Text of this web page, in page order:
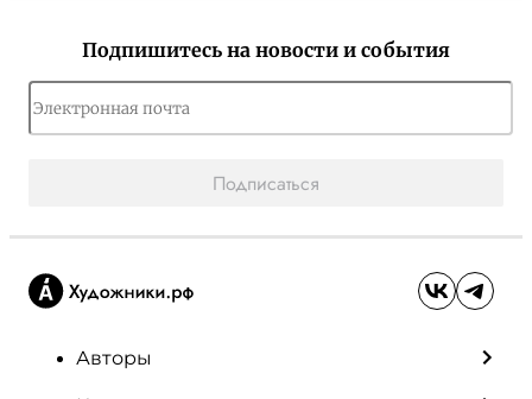
Подпишитесь на новости и события
Подписаться
Авторы